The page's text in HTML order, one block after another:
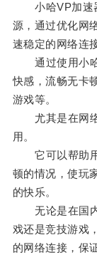
小哈VP加速器
源，通过优化网
速稳定的网络连
通过使用小哈
快感，流畅无卡
游戏等。
尤其是在网络
用。
它可以帮助用
顿的情况，使玩
的快乐。
无论是在国内
戏还是竞技游戏
的网络连接，保